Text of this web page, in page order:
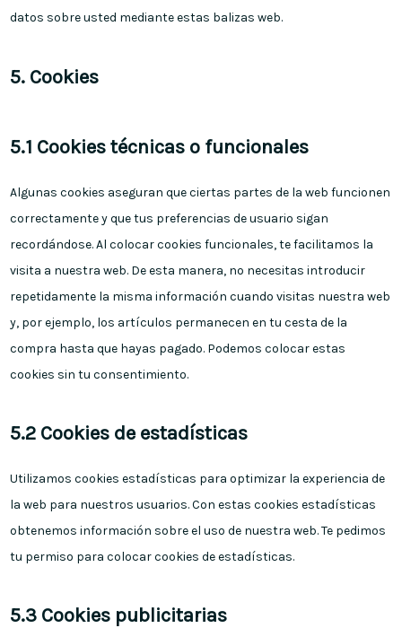
datos sobre usted mediante estas balizas web.
5. Cookies
5.1 Cookies técnicas o funcionales
Algunas cookies aseguran que ciertas partes de la web funcionen
correctamente y que tus preferencias de usuario sigan
recordándose. Al colocar cookies funcionales, te facilitamos la
visita a nuestra web. De esta manera, no necesitas introducir
repetidamente la misma información cuando visitas nuestra web
y, por ejemplo, los artículos permanecen en tu cesta de la
compra hasta que hayas pagado. Podemos colocar estas
cookies sin tu consentimiento.
5.2 Cookies de estadísticas
Utilizamos cookies estadísticas para optimizar la experiencia de
la web para nuestros usuarios. Con estas cookies estadísticas
obtenemos información sobre el uso de nuestra web. Te pedimos
tu permiso para colocar cookies de estadísticas.
5.3 Cookies publicitarias